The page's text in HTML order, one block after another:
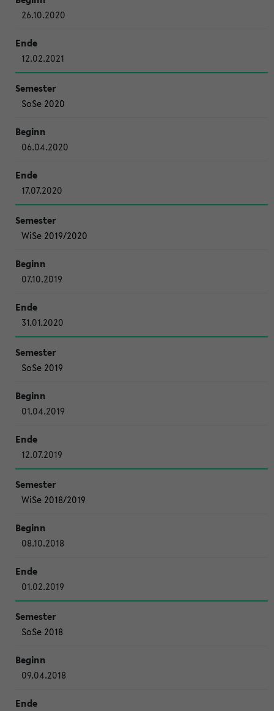
26.10.2020
12.02.2021
SoSe 2020
06.04.2020
17.07.2020
WiSe 2019/2020
07.10.2019
31.01.2020
SoSe 2019
01.04.2019
12.07.2019
WiSe 2018/2019
08.10.2018
01.02.2019
SoSe 2018
09.04.2018